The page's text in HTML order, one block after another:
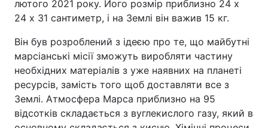
лютого 2021 року. Його розмір приблизно 24 х
24 х 31 сантиметр, і на Землі він важив 15 кг.
Він був розроблений з ідеєю про те, що майбутні
марсіанські місії зможуть виробляти частину
необхідних матеріалів з уже наявних на планеті
ресурсів, замість того щоб доставляти все з
Землі. Атмосфера Марса приблизно на 95
відсотків складається з вуглекислого газу, який в